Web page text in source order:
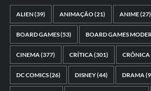
ALIEN(39) ANIMAÇÃO(21) ANIME(27)
BOARD GAMES(53) BOARD GAMES
CINEMA(377) CRÍTICA(301) CRÔNICA
DC COMICS(26) DISNEY(44) DRAMA